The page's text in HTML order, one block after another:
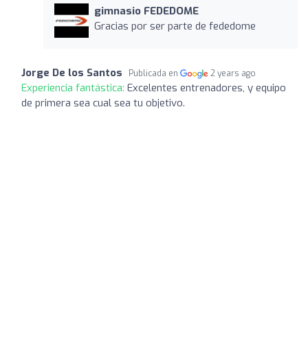
gimnasio FEDEDOME
Gracias por ser parte de fededome
Jorge De los Santos Publicada en 2 years ago
Experiencia fantástica: Excelentes entrenadores, y equipo
de primera sea cual sea tu objetivo.